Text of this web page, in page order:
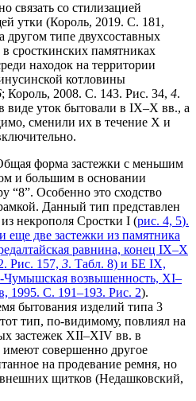
связать со стилизацией
утки (Король, 2019. С. 181,
другом типе двухсоставных
сросткинских памятниках
находок на территории
котловины
; Король, 2008. С. 143. Рис. 34, 4.
виде уток бытовали в IX–X вв., а
сменили их в течение X и
форма застежки с меньшим
и большим в основании
“8”. Особенно это сходство
Данный тип представлен
некрополя Сростки I (рис. 4, 5).
две застежки из памятника
равнина, конец IX–X
Рис. 157, 3. Табл. 8) и БЕ IX,
Чумышская возвышенность, XI–
1995. С. 191–193. Рис. 2).
бытования изделий типа 3
тип, по-видимому, повлиял на
застежек XII–XIV вв. в
совершенно другое
на продевание ремня, но
щитков (Недашковский,